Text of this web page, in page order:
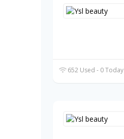
652 Used - 0 Today